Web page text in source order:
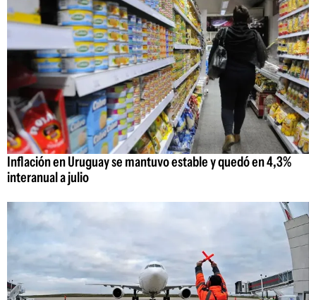
Inflación en Uruguay se mantuvo estable y quedó en 4,3%
interanual a julio